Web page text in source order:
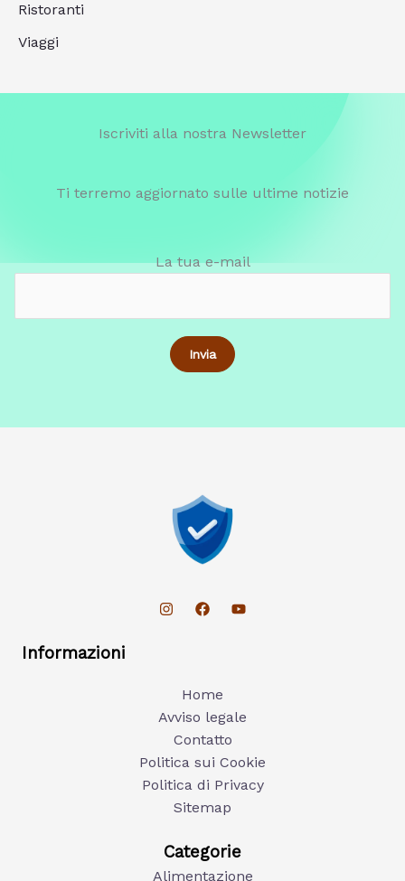
Ristoranti
Viaggi
Iscriviti alla nostra Newsletter
Ti terremo aggiornato sulle ultime notizie
La tua e-mail
Informazioni
Home
Avviso legale
Contatto
Politica sui Cookie
Politica di Privacy
Sitemap
Categorie
Alimentazione